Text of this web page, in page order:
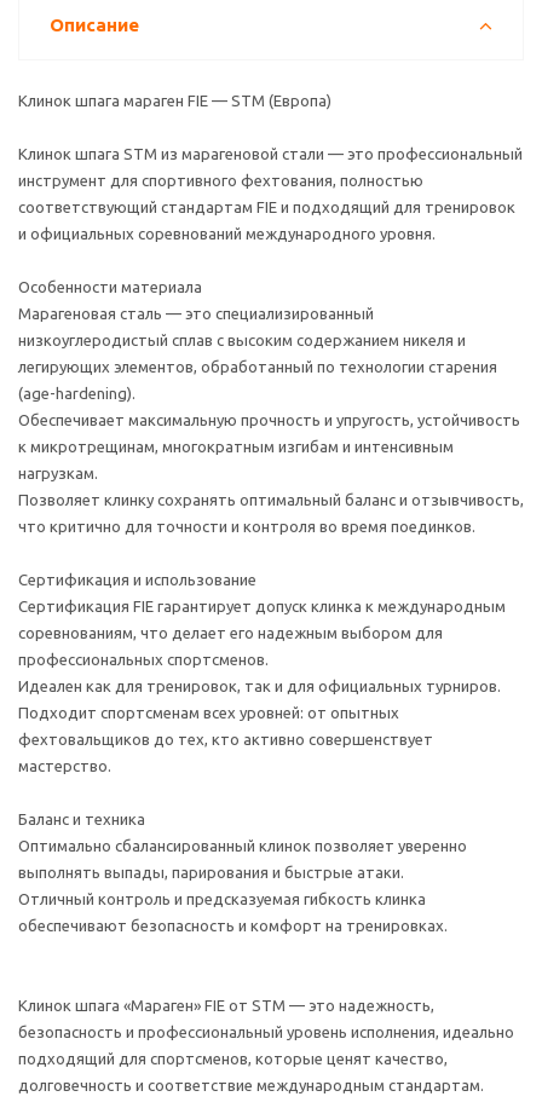
Описание
Клинок шпага мараген FIE — STM (Европа)
Клинок шпага STM из марагеновой стали — это профессиональный
инструмент для спортивного фехтования, полностью
соответствующий стандартам FIE и подходящий для тренировок
и официальных соревнований международного уровня.
Особенности материала
Марагеновая сталь — это специализированный
низкоуглеродистый сплав с высоким содержанием никеля и
легирующих элементов, обработанный по технологии старения
(age-hardening).
Обеспечивает максимальную прочность и упругость, устойчивость
к микротрещинам, многократным изгибам и интенсивным
нагрузкам.
Позволяет клинку сохранять оптимальный баланс и отзывчивость,
что критично для точности и контроля во время поединков.
Сертификация и использование
Сертификация FIE гарантирует допуск клинка к международным
соревнованиям, что делает его надежным выбором для
профессиональных спортсменов.
Идеален как для тренировок, так и для официальных турниров.
Подходит спортсменам всех уровней: от опытных
фехтовальщиков до тех, кто активно совершенствует
мастерство.
Баланс и техника
Оптимально сбалансированный клинок позволяет уверенно
выполнять выпады, парирования и быстрые атаки.
Отличный контроль и предсказуемая гибкость клинка
обеспечивают безопасность и комфорт на тренировках.
Клинок шпага «Мараген» FIE от STM — это надежность,
безопасность и профессиональный уровень исполнения, идеально
подходящий для спортсменов, которые ценят качество,
долговечность и соответствие международным стандартам.